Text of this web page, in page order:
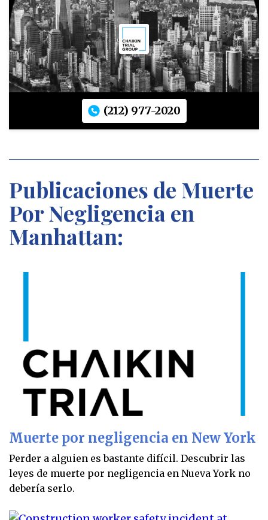
(212) 977-2020
Publicaciones de Muerte
Por Negligencia en
Manhattan:
Muerte por negligencia en New York
Perder a alguien es bastante difícil. Descubrir las
leyes de muerte por negligencia en Nueva York no
debería serlo.